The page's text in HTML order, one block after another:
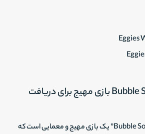
Bubble Sort Color Puzzle بازی مهیج برای دریافت
بازی “Bubble Sort Color Puzzle” یک بازی مهیج و معمایی است که